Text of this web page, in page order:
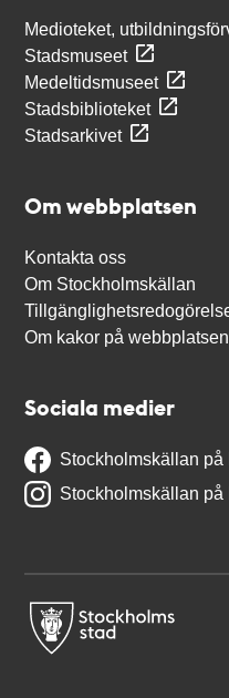
Medioteket,
Stadsmuseet
Medeltidsmuseet
Stadsbiblioteket
Stadsarkivet
Om webbplatsen
Kontakta oss
Om Stockholmskällan
Om kakor på webbplatsen
Sociala medier
Stockholmskällan på
Stockholmskällan på